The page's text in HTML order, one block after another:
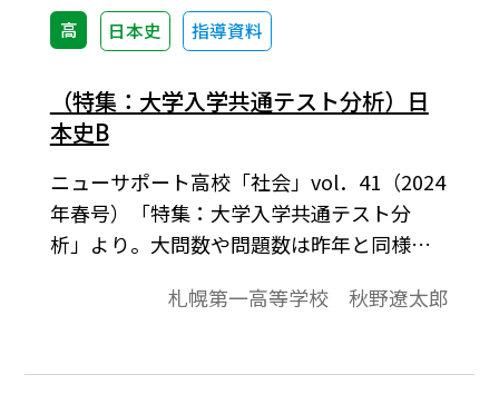
高 日本史 指導資料
（特集：大学入学共通テスト分析）日
本史B
ニューサポート高校「社会」vol．41（2024
年春号）「特集：大学入学共通テスト分
析」より。大問数や問題数は昨年と同様だ
も上がったと思われる。その原因の一つは
史の知識が求められる問題が昨年度は 2 問
札幌第一高等学校 秋野遼太郎